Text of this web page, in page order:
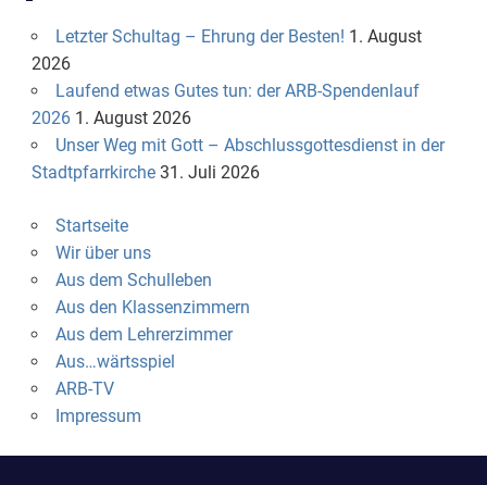
Letzter Schultag – Ehrung der Besten! 1. August
2026
Laufend etwas Gutes tun: der ARB-Spendenlauf
2026 1. August 2026
Unser Weg mit Gott – Abschlussgottesdienst in der
Stadtpfarrkirche 31. Juli 2026
Startseite
Wir über uns
Aus dem Schulleben
Aus den Klassenzimmern
Aus dem Lehrerzimmer
Aus…wärtsspiel
ARB-TV
Impressum